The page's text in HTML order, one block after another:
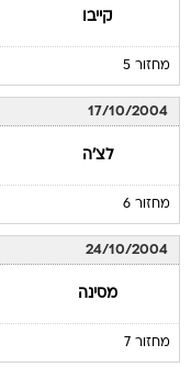
קייבו
מחזור 5
17/10/2004
לצ'ה
מחזור 6
24/10/2004
מסינה
מחזור 7